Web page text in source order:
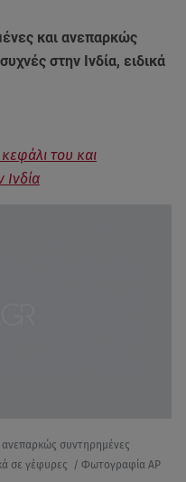
και ανεπαρκώς
στην Ινδία, ειδικά
του και
συντηρημένες
σε γέφυρες / Φωτογραφία AP